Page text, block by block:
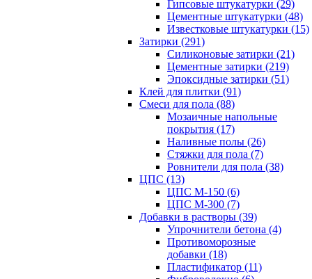
Гипсовые штукатурки (29)
Цементные штукатурки (48)
Известковые штукатурки (15)
Затирки (291)
Силиконовые затирки (21)
Цементные затирки (219)
Эпоксидные затирки (51)
Клей для плитки (91)
Смеси для пола (88)
Мозаичные напольные
покрытия (17)
Наливные полы (26)
Стяжки для пола (7)
Ровнители для пола (38)
ЦПС (13)
ЦПС М-150 (6)
ЦПС М-300 (7)
Добавки в растворы (39)
Упрочнители бетона (4)
Противоморозные
добавки (18)
Пластификатор (11)